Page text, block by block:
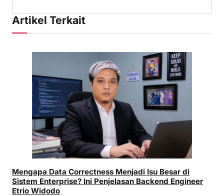
Artikel Terkait
Mengapa Data Correctness Menjadi Isu Besar di
Sistem Enterprise? Ini Penjelasan Backend Engineer
Etrio Widodo